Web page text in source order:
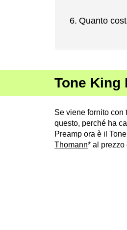
Quanto
Tone King
Se viene fornito con
questo, perché ha
Preamp ora è il
Thomann* al prezzo